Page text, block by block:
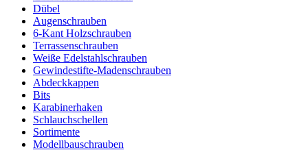
Dübel
Augenschrauben
6-Kant Holzschrauben
Terrassenschrauben
Weiße Edelstahlschrauben
Gewindestifte-Madenschrauben
Abdeckkappen
Bits
Karabinerhaken
Schlauchschellen
Sortimente
Modellbauschrauben